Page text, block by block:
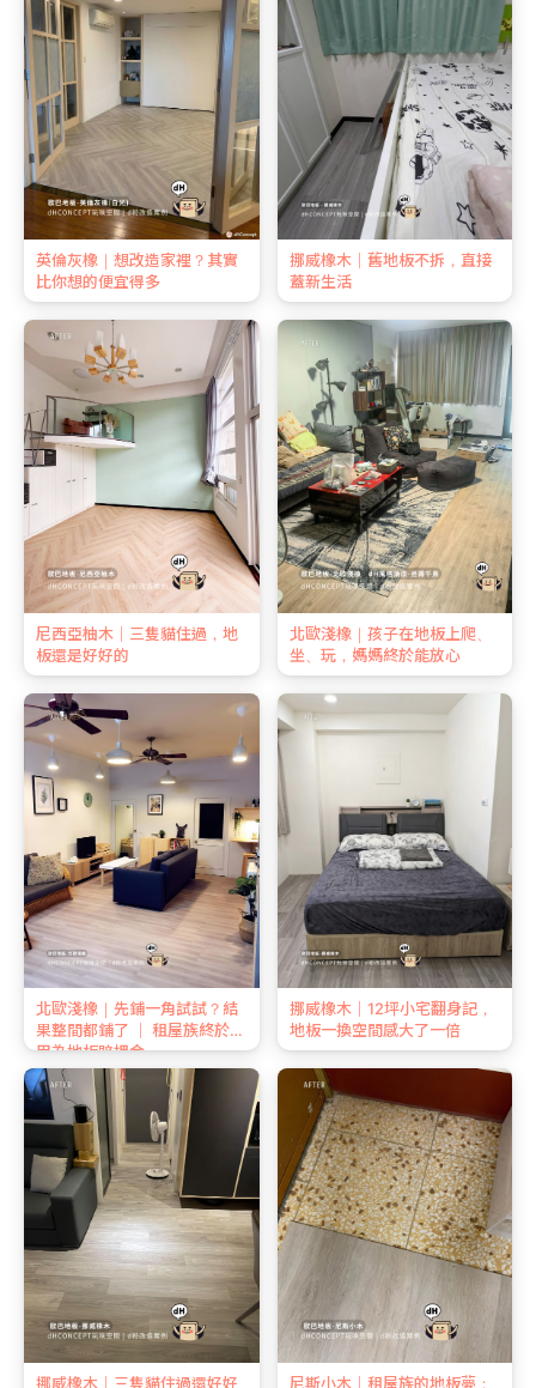
英倫灰橡｜想改造家裡？其實
比你想的便宜得多
挪威橡木｜舊地板不拆，直接
蓋新生活
尼西亞柚木｜三隻貓住過，地
板還是好好的
北歐淺橡｜孩子在地板上爬、
坐、玩，媽媽終於能放心
北歐淺橡｜先鋪一角試試？結
果整間都鋪了 ｜ 租屋族終於不
用為地板賠押金
挪威橡木｜12坪小宅翻身記，
地板一換空間感大了一倍
挪威橡木｜三隻貓住過還好好 尼斯小木｜租屋族的地板夢：